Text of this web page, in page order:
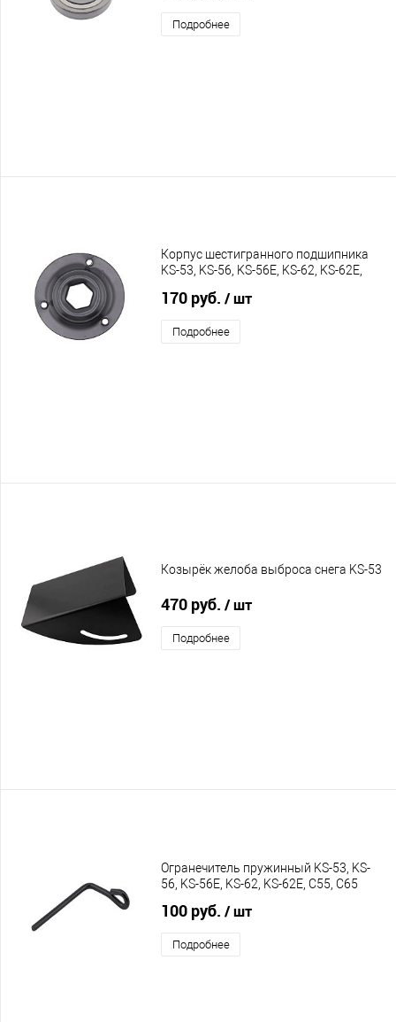
Подробнее
Корпус шестигранного подшипника
KS-53, KS-56, KS-56E, KS-62, KS-62E,
170 руб. / шт
Подробнее
Козырёк желоба выброса снега KS-53
470 руб. / шт
Подробнее
Огранечитель пружинный KS-53, KS-
56, KS-56E, KS-62, KS-62E, C55, C65
100 руб. / шт
Подробнее